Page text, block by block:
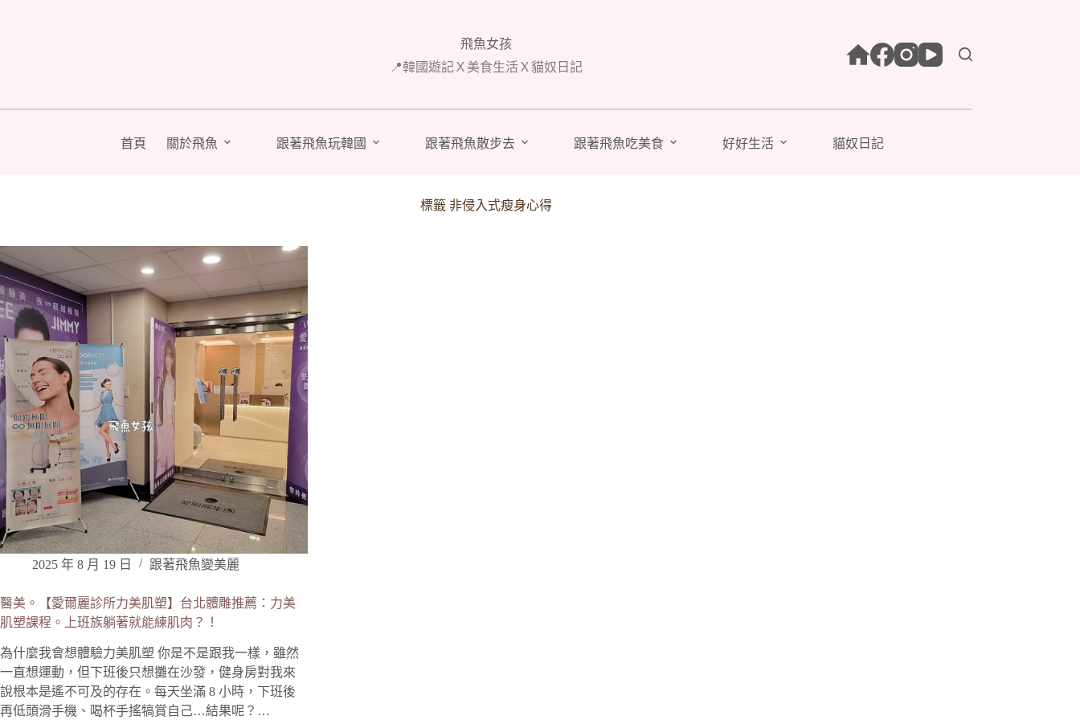
容
飛魚女孩
📍韓國遊記Ｘ美食生活Ｘ貓奴日記
首頁 關於飛魚 跟著飛魚玩韓國 跟著飛魚散步去 跟著飛魚吃美食 好好生活 貓奴日記
標籤非侵入式瘦身心得
2025 年 8 月 19 日 跟著飛魚變美麗
醫美。【愛爾麗診所力美肌塑】台北體雕推薦：力美
肌塑課程。上班族躺著就能練肌肉？！
為什麼我會想體驗力美肌塑 你是不是跟我一樣，雖然
一直想運動，但下班後只想攤在沙發，健身房對我來
說根本是遙不可及的存在。每天坐滿 8 小時，下班後
再低頭滑手機、喝杯手搖犒賞自己…結果呢？…